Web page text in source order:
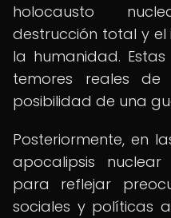
holocausto
destrucción total y
la humanidad.
temores reales
posibilidad de una
Posteriormente, en
apocalipsis
para reflejar
sociales y políticas